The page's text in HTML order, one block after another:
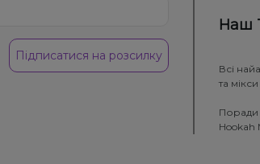
Підписатися на розсилку
Наш
Всі
та мікси
Поради
Hookah